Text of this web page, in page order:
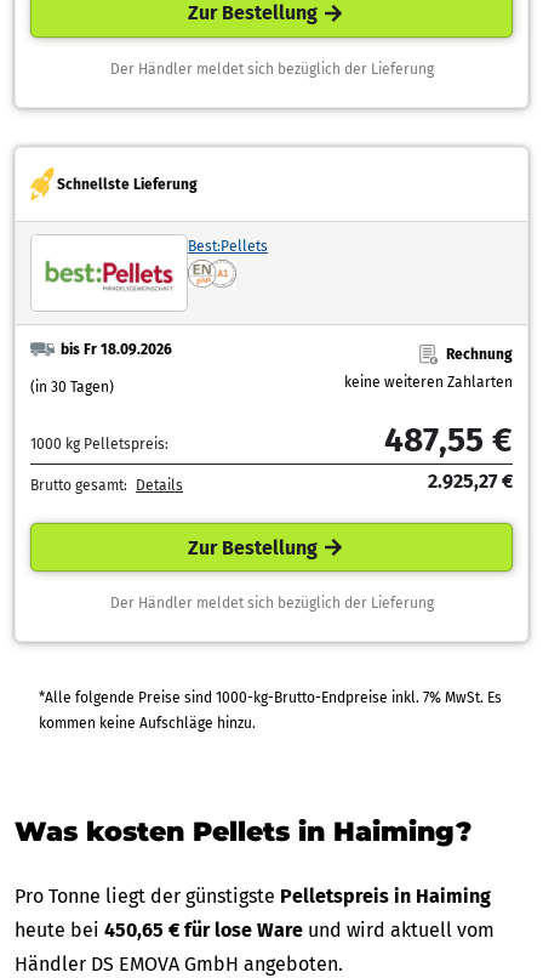
Zur Bestellung
Der Händler meldet sich bezüglich der Lieferung
Schnellste Lieferung
Best:Pellets
bis Fr 18.09.2026
(in 30 Tagen)
Rechnung
keine weiteren Zahlarten
1000 kg Pelletspreis: 487,55 €
Brutto gesamt: Details 2.925,27 €
Zur Bestellung
Der Händler meldet sich bezüglich der Lieferung
*Alle folgende Preise sind 1000-kg-Brutto-Endpreise inkl. 7% MwSt. Es
kommen keine Aufschläge hinzu.
Was kosten Pellets in Haiming?
Pro Tonne liegt der günstigste Pelletspreis in Haiming
heute bei 450,65 € für lose Ware und wird aktuell vom
Händler DS EMOVA GmbH angeboten.